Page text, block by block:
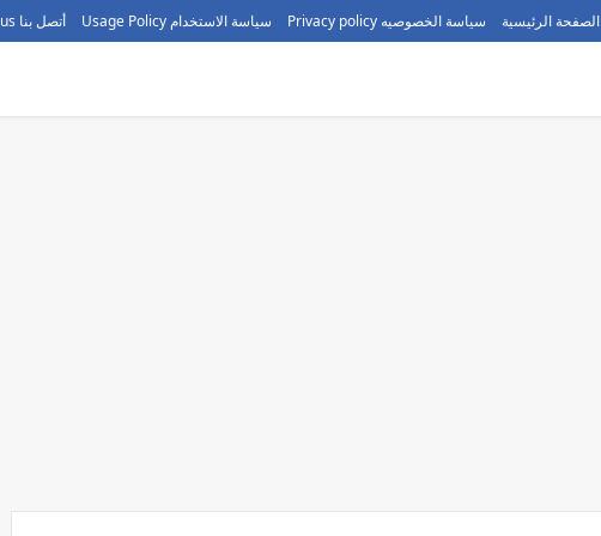
الصفحة الرئيسية سياسة الخصوصيه Privacy policy سياسة الاستخدام Usage Policy أتصل بنا call us